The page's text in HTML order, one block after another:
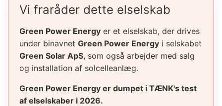
Vi fraråder dette elselskab
Green Power Energyer et elselskab, der drives
under binavnet Green Power Energyi selskabet
Green Solar ApS, som også arbejder med salg
og installation af solcelleanlæg.
Green Power Energy er dumpet i TÆNK's test
af elselskaber i 2026.